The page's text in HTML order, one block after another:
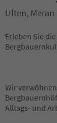
Ulten,
Erleben Sie
Wir
Alltags- und